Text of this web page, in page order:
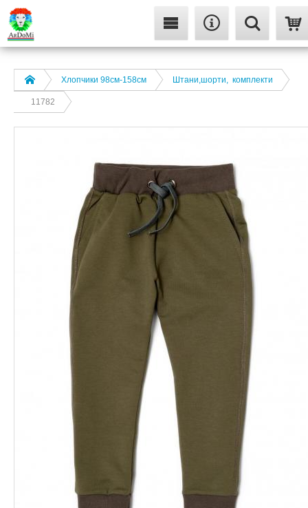
Хлопчики 98см-158см Штани,шорти, комплекти
11782